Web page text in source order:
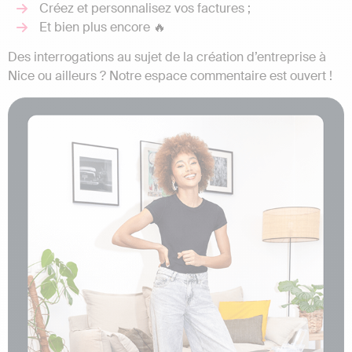
Créez et personnalisez vos factures ;
Et bien plus encore 🔥
Des interrogations au sujet de la création d’entreprise à
Nice ou ailleurs ? Notre espace commentaire est ouvert !